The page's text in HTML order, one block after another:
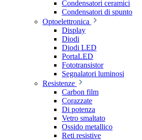
Condensatori ceramici
Condensatori di spunto
Optoelettronica
Display
Diodi
Diodi LED
PortaLED
Fototransistor
Segnalatori luminosi
Resistenze
Carbon film
Corazzate
Di potenza
Vetro smaltato
Ossido metallico
Reti resistive